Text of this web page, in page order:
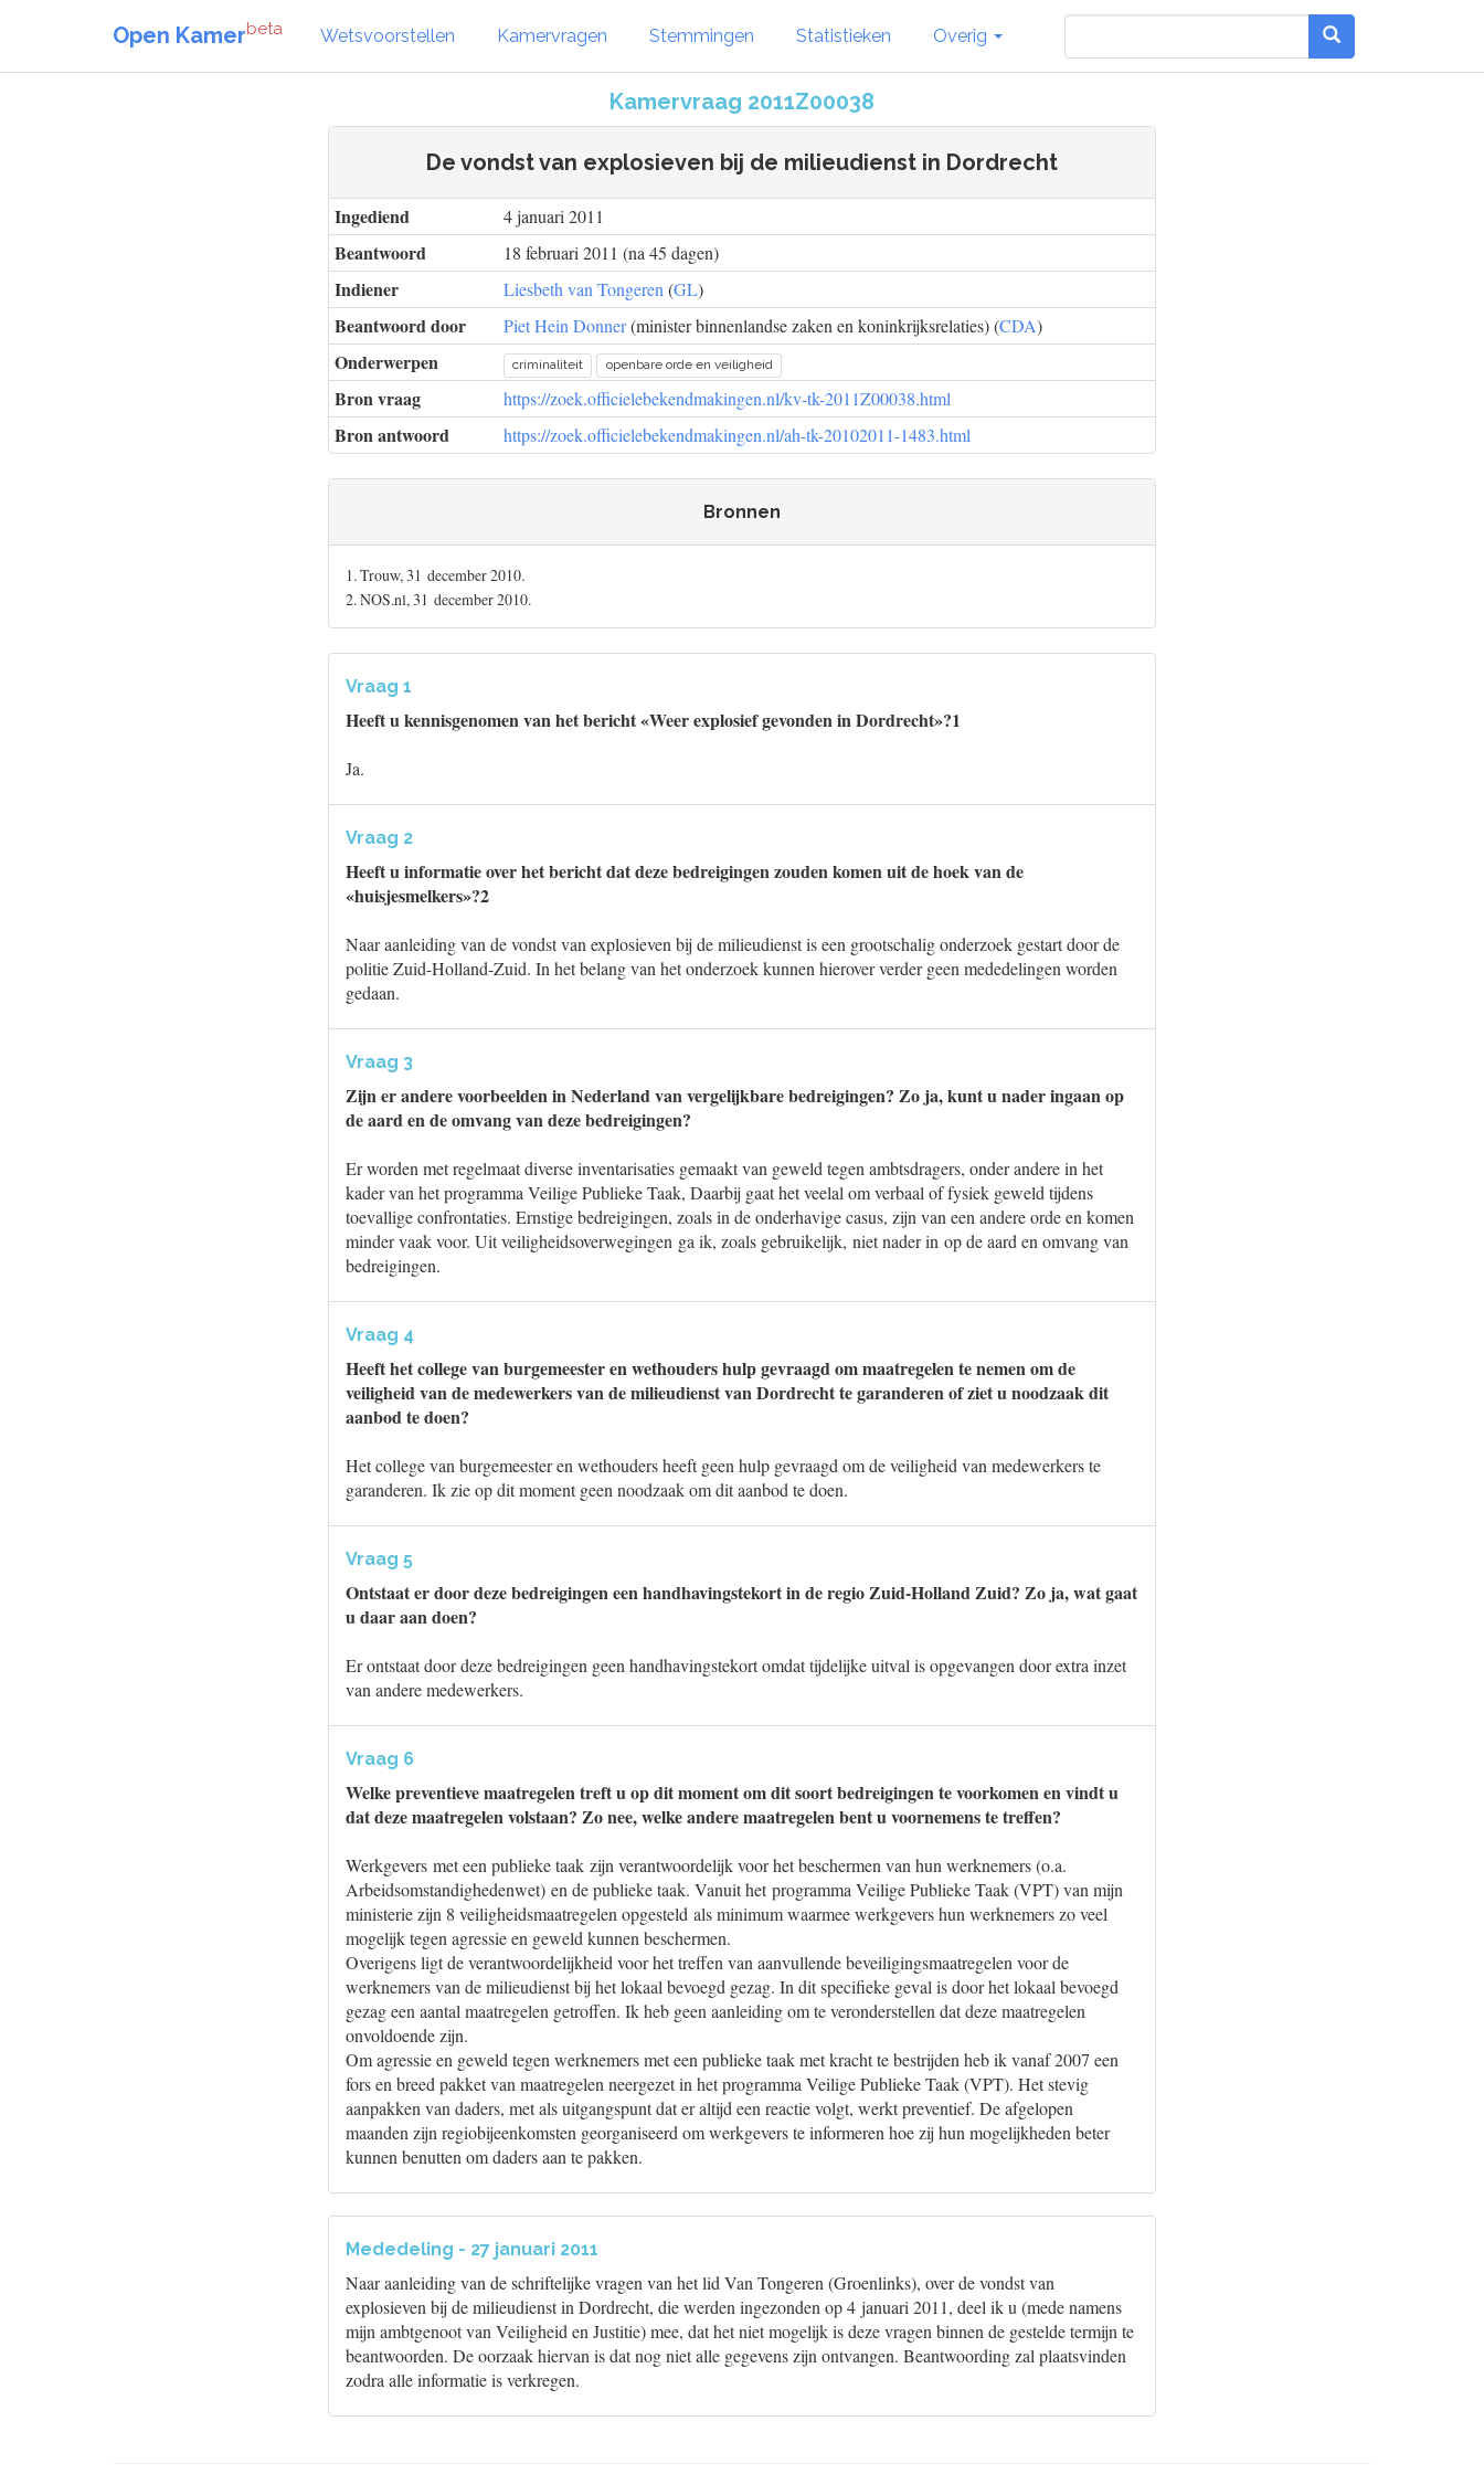
Open Kamerbeta Wetsvoorstellen Kamervragen Stemmingen Statistieken Overig
Kamervraag 2011Z00038
De vondst van explosieven bij de milieudienst in Dordrecht
Ingediend 4 januari 2011
Beantwoord 18 februari 2011 (na 45 dagen)
Indiener Liesbeth van Tongeren (GL)
Beantwoord door Piet Hein Donner(minister binnenlandse zaken en koninkrijksrelaties) (CDA)
Onderwerpen criminaliteit openbare orde en veiligheid
Bron vraag https://zoek.officielebekendmakingen.nl/kv-tk-2011Z00038.html
Bron antwoord https://zoek.officielebekendmakingen.nl/ah-tk-20102011-1483.html
Bronnen
1. Trouw, 31 december 2010.
2. NOS.nl, 31 december 2010.
Vraag 1
Heeft u kennisgenomen van het bericht «Weer explosief gevonden in Dordrecht»?1
Ja.
Vraag 2
Heeft u informatie over het bericht dat deze bedreigingen zouden komen uit de hoek van de
«huisjesmelkers»?2
Naar aanleiding van de vondst van explosieven bij de milieudienst is een grootschalig onderzoek gestart door de
politie Zuid-Holland-Zuid. In het belang van het onderzoek kunnen hierover verder geen mededelingen worden
gedaan.
Vraag 3
Zijn er andere voorbeelden in Nederland van vergelijkbare bedreigingen? Zo ja, kunt u nader ingaan op
de aard en de omvang van deze bedreigingen?
Er worden met regelmaat diverse inventarisaties gemaakt van geweld tegen ambtsdragers, onder andere in het
kader van het programma Veilige Publieke Taak, Daarbij gaat het veelal om verbaal of fysiek geweld tijdens
toevallige confrontaties. Ernstige bedreigingen, zoals in de onderhavige casus, zijn van een andere orde en komen
minder vaak voor. Uit veiligheidsoverwegingen ga ik, zoals gebruikelijk, niet nader in op de aard en omvang van
bedreigingen.
Vraag 4
Heeft het college van burgemeester en wethouders hulp gevraagd om maatregelen te nemen om de
veiligheid van de medewerkers van de milieudienst van Dordrecht te garanderen of ziet u noodzaak dit
aanbod te doen?
Het college van burgemeester en wethouders heeft geen hulp gevraagd om de veiligheid van medewerkers te
garanderen. Ik zie op dit moment geen noodzaak om dit aanbod te doen.
Vraag 5
Ontstaat er door deze bedreigingen een handhavingstekort in de regio Zuid-Holland Zuid? Zo ja, wat gaat
u daar aan doen?
Er ontstaat door deze bedreigingen geen handhavingstekort omdat tijdelijke uitval is opgevangen door extra inzet
van andere medewerkers.
Vraag 6
Welke preventieve maatregelen treft u op dit moment om dit soort bedreigingen te voorkomen en vindt u
dat deze maatregelen volstaan? Zo nee, welke andere maatregelen bent u voornemens te treffen?
Werkgevers met een publieke taak zijn verantwoordelijk voor het beschermen van hun werknemers (o.a.
Arbeidsomstandighedenwet) en de publieke taak. Vanuit het programma Veilige Publieke Taak (VPT) van mijn
ministerie zijn 8 veiligheidsmaatregelen opgesteld als minimum waarmee werkgevers hun werknemers zo veel
mogelijk tegen agressie en geweld kunnen beschermen.
Overigens ligt de verantwoordelijkheid voor het treffen van aanvullende beveiligingsmaatregelen voor de
werknemers van de milieudienst bij het lokaal bevoegd gezag. In dit specifieke geval is door het lokaal bevoegd
gezag een aantal maatregelen getroffen. Ik heb geen aanleiding om te veronderstellen dat deze maatregelen
onvoldoende zijn.
Om agressie en geweld tegen werknemers met een publieke taak met kracht te bestrijden heb ik vanaf 2007 een
fors en breed pakket van maatregelen neergezet in het programma Veilige Publieke Taak (VPT). Het stevig
aanpakken van daders, met als uitgangspunt dat er altijd een reactie volgt, werkt preventief. De afgelopen
maanden zijn regiobijeenkomsten georganiseerd om werkgevers te informeren hoe zij hun mogelijkheden beter
kunnen benutten om daders aan te pakken.
Mededeling - 27 januari 2011
Naar aanleiding van de schriftelijke vragen van het lid Van Tongeren (Groenlinks), over de vondst van
explosieven bij de milieudienst in Dordrecht, die werden ingezonden op 4 januari 2011, deel ik u (mede namens
mijn ambtgenoot van Veiligheid en Justitie) mee, dat het niet mogelijk is deze vragen binnen de gestelde termijn te
beantwoorden. De oorzaak hiervan is dat nog niet alle gegevens zijn ontvangen. Beantwoording zal plaatsvinden
zodra alle informatie is verkregen.